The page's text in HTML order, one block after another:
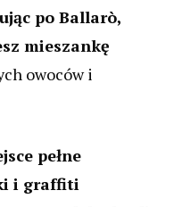
po Ballarò,
mieszankę
owoców i
pełne
i graffiti